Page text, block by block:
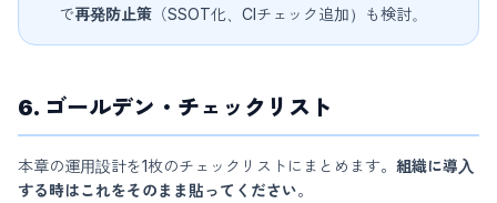
で再発防止策 （SSOT化、CIチェック追加）も検討。
6. ゴールデン・チェックリスト
本章の運用設計を1枚のチェックリストにまとめます。 組織に導入
する時はこれをそのまま貼ってください。